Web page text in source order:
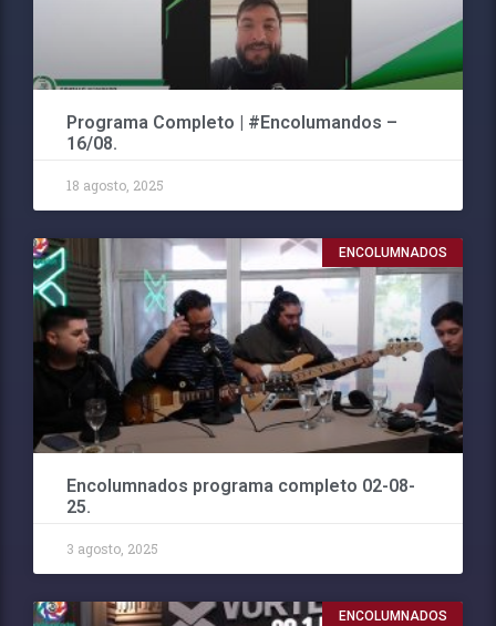
Programa Completo | #Encolumandos –
16/08.
18 agosto, 2025
ENCOLUMNADOS
Encolumnados programa completo 02-08-
25.
3 agosto, 2025
ENCOLUMNADOS